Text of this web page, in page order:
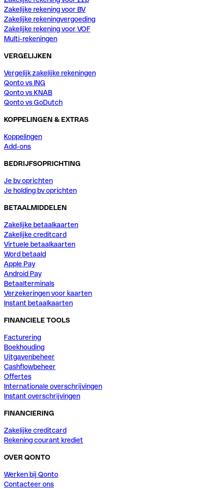
Zakelijke rekening voor BV
Zakelijke rekeningvergoeding
Zakelijke rekening voor VOF
Multi-rekeningen
VERGELIJKEN
Vergelijk zakelijke rekeningen
Qonto vs ING
Qonto vs KNAB
Qonto vs GoDutch
KOPPELINGEN & EXTRAS
Koppelingen
Add-ons
BEDRIJFSOPRICHTING
Je bv oprichten
Je holding bv oprichten
BETAALMIDDELEN
Zakelijke betaalkaarten
Zakelijke creditcard
Virtuele betaalkaarten
Word betaald
Apple Pay
Android Pay
Betaalterminals
Verzekeringen voor kaarten
Instant betaalkaarten
FINANCIELE TOOLS
Facturering
Boekhouding
Uitgavenbeheer
Cashflowbeheer
Offertes
Internationale overschrijvingen
Instant overschrijvingen
FINANCIERING
Zakelijke creditcard
Rekening courant krediet
OVER QONTO
Werken bij Qonto
Contacteer ons